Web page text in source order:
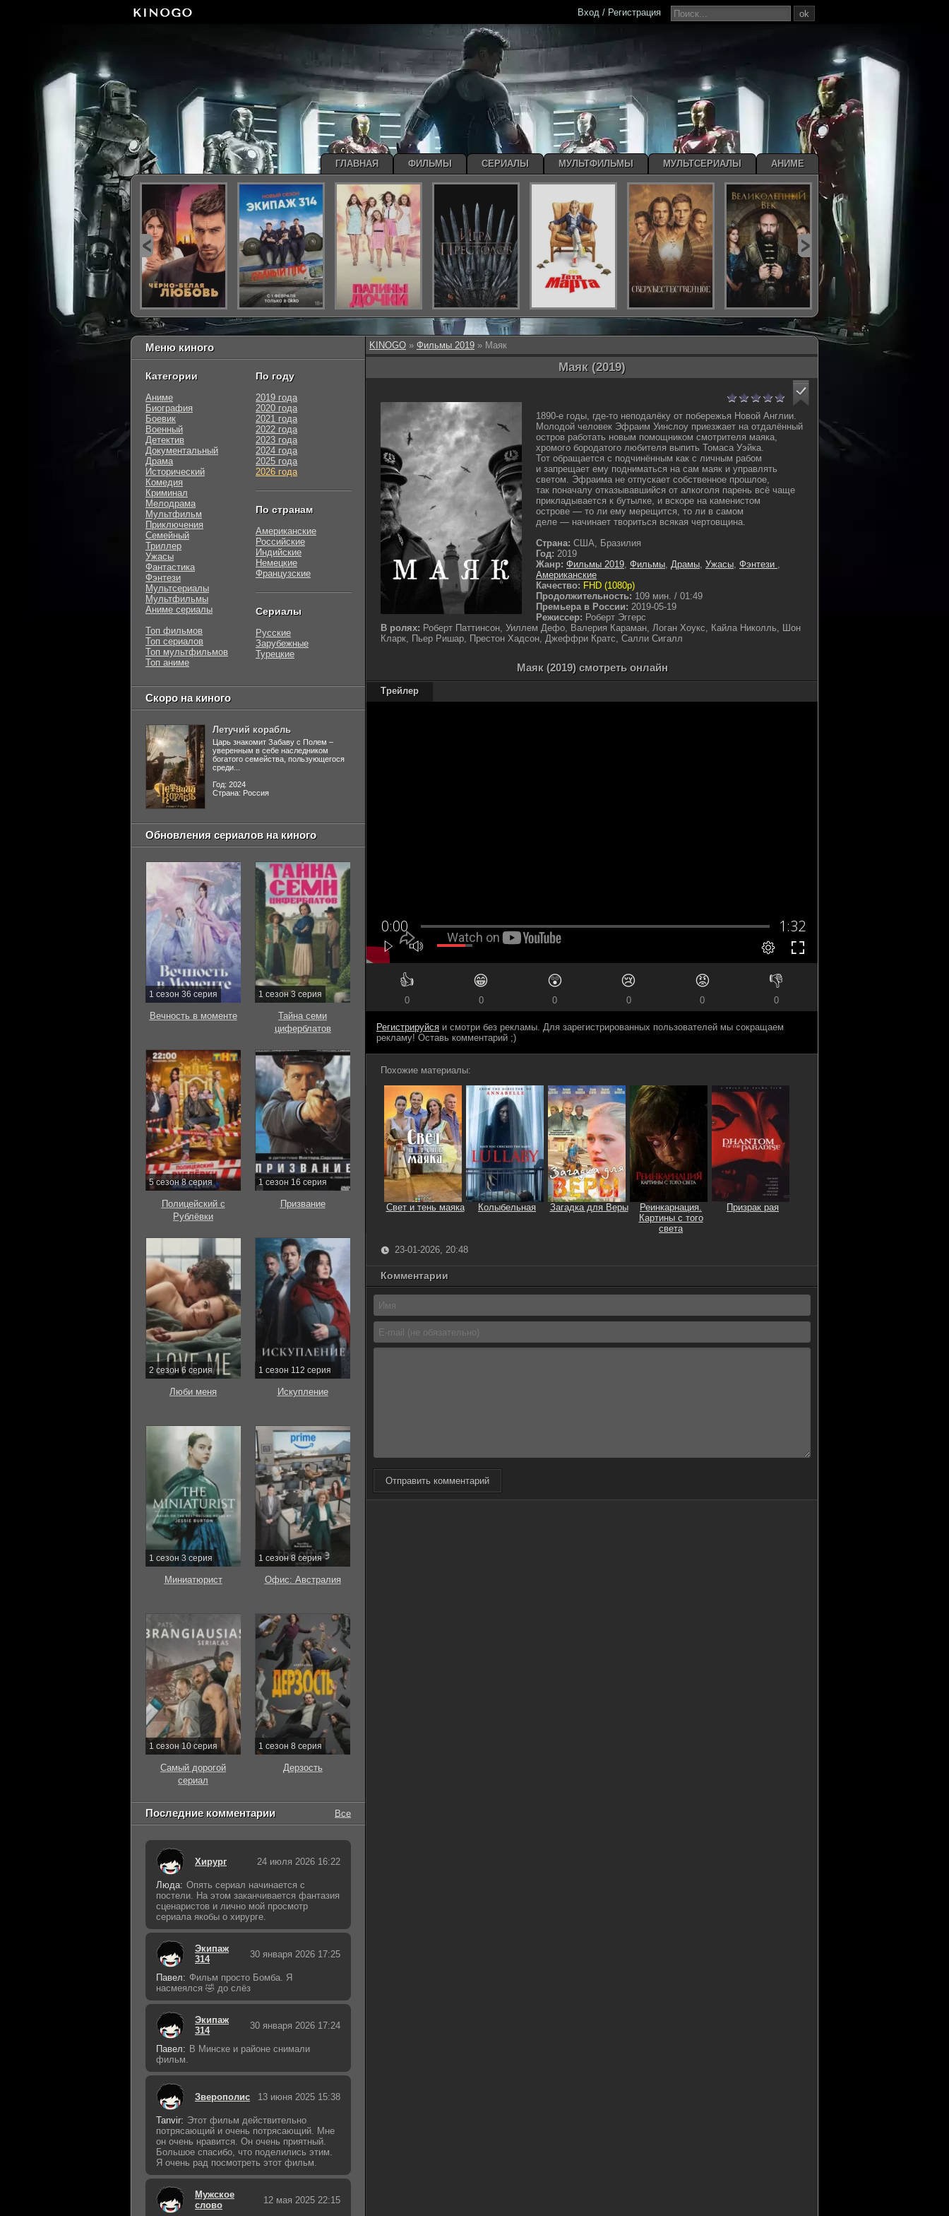
KINOGO » Фильмы 2019 » Маяк
Маяк (2019)
1890-е годы, где-то неподалёку от побережья Новой Англии.
Молодой человек Эфраим Уинслоу приезжает на отдалённый
остров работать новым помощником смотрителя маяка,
хромого бородатого любителя выпить Томаса Уэйка.
Тот обращается с подчинённым как с личным рабом
и запрещает ему подниматься на сам маяк и управлять
светом. Эфраима не отпускает собственное прошлое,
так поначалу отказывавшийся от алкоголя парень всё чаще
прикладывается к бутылке, и вскоре на каменистом
острове — то ли ему мерещится, то ли в самом
деле — начинает твориться всякая чертовщина.
Страна: США, Бразилия
Год: 2019
Жанр: Фильмы 2019, Фильмы, Драмы, Ужасы, Фэнтези ,
Американские
Качество: FHD (1080p)
Продолжительность: 109 мин. / 01:49
Премьера в России: 2019-05-19
Режиссер: Роберт Эггерс
В ролях: Роберт Паттинсон, Уиллем Дефо, Валерия Караман, Логан Хоукс, Кайла Николль, Шон
Кларк, Пьер Ришар, Престон Хадсон, Джеффри Кратс, Салли Сигалл
Маяк (2019) смотреть онлайн
Трейлер
👍
0
😁
0
😲
0
😢
0
😡
0
👎
0
Регистрируйся и смотри без рекламы. Для зарегистрированных пользователей мы сокращаем
рекламу! Оставь комментарий ;)
Похожие материалы:
Свет и тень маяка Колыбельная Загадка для Веры
Реинкарнация.
Картины с того
света
Призрак рая
23-01-2026, 20:48
Комментарии
Отправить комментарий
Меню киного
Категории
Аниме
Биография
Боевик
Военный
Детектив
Документальный
Драма
Исторический
Комедия
Криминал
Мелодрама
Мультфильм
Приключения
Семейный
Триллер
Ужасы
Фантастика
Фэнтези
Мультсериалы
Мультфильмы
Аниме сериалы
Топ фильмов
Топ сериалов
Топ мультфильмов
Топ аниме
По году
2019 года
2020 года
2021 года
2022 года
2023 года
2024 года
2025 года
2026 года
По странам
Американские
Российские
Индийские
Немецкие
Французские
Сериалы
Русские
Зарубежные
Турецкие
Скоро на киного
Летучий корабль
Царь знакомит Забаву с Полем –
уверенным в себе наследником
богатого семейства, пользующегося
среди...
Год: 2024
Страна: Россия
Обновления сериалов на киного
1 сезон 36 серия
Вечность в моменте
1 сезон 3 серия
Тайна семи
циферблатов
5 сезон 8 серия
Полицейский с
Рублёвки
1 сезон 16 серия
Призвание
2 сезон 6 серия
Люби меня
1 сезон 112 серия
Искупление
1 сезон 3 серия
Миниатюрист
1 сезон 8 серия
Офис: Австралия
1 сезон 10 серия
Самый дорогой
сериал
1 сезон 8 серия
Дерзость
Последние комментарии Все
Хирург 24 июля 2026 16:22
Люда: Опять сериал начинается с
постели. На этом заканчивается фантазия
сценаристов и лично мой просмотр
сериала якобы о хирурге.
Экипаж
314
30 января 2026 17:25
Павел: Фильм просто Бомба. Я
насмеялся 🤣 до слёз
Экипаж
314
30 января 2026 17:24
Павел: В Минске и районе снимали
фильм.
Зверополис 13 июня 2025 15:38
Tanvir: Этот фильм действительно
потрясающий и очень потрясающий. Мне
он очень нравится. Он очень приятный.
Большое спасибо, что поделились этим.
Я очень рад посмотреть этот фильм.
Мужское
слово
12 мая 2025 22:15
ok
Вход / Регистрация
ГЛАВНАЯ ФИЛЬМЫ СЕРИАЛЫ МУЛЬТФИЛЬМЫ МУЛЬТСЕРИАЛЫ АНИМЕ